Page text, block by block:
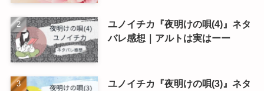
ユノイチカ『夜明けの唄(4)』ネタ
バレ感想｜アルトは実はーー
ユノイチカ『夜明けの唄(3)』ネタ